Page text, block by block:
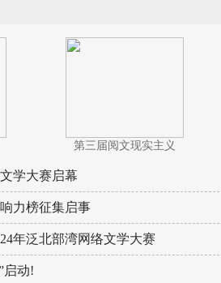
第三届阅文现实主义
学大赛启幕
力榜征集启事
年泛北部湾网络文学大赛
启动!